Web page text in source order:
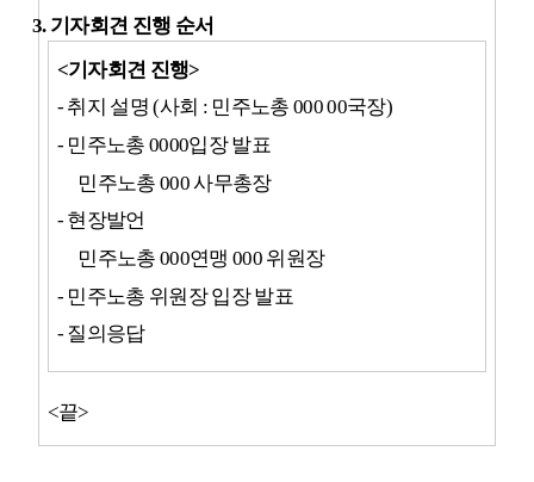
3. 기자회견 진행 순서
<기자회견 진행>
- 취지 설명(사회 : 민주노총 000 00국장)
- 민주노총 0000입장 발표
민주노총 000사무총장
- 현장발언
민주노총 000연맹 000 위원장
- 민주노총 위원장 입장 발표
- 질의응답
<끝>